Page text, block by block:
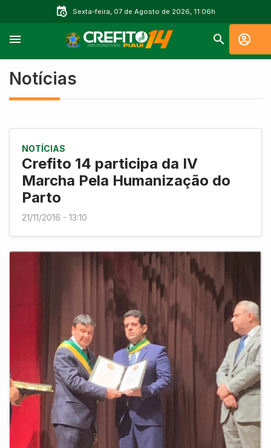
Sexta-feira, 07 de Agosto de 2026, 11:06h
Notícias
NOTÍCIAS
Crefito 14 participa da IV
Marcha Pela Humanização do
Parto
21/11/2016 - 13:10